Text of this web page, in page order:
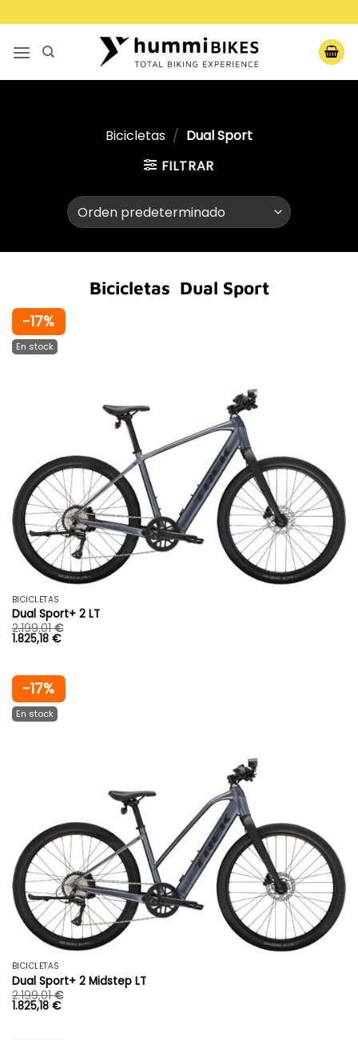
al
contenido
Bicicletas / Dual Sport
FILTRAR
Bicicletas Dual Sport
-17%
BICICLETAS
Dual Sport+ 2 LT
2.199,01€
1.825,18 €
-17%
BICICLETAS
Dual Sport+ 2 Midstep LT
2.199,01€
1.825,18 €